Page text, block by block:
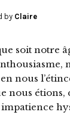
by Claire
soit notre
nous
nous étions,